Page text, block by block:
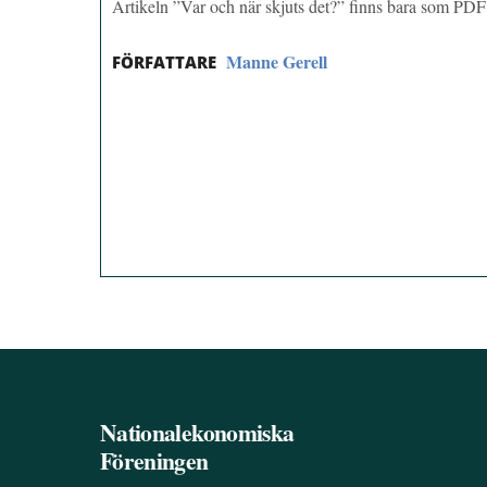
Artikeln ”Var och när skjuts det?” finns bara som PDF
FÖRFATTARE Manne Gerell
Nationalekonomiska
Föreningen